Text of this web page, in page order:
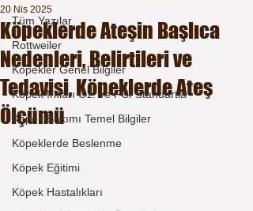
Tüm Yazılar
Rottweiler
Köpekler Genel Bilgiler
Köpek Irkları Öz. ve FCI Standartla
Köpek Bakımı Temel Bilgiler
Köpeklerde Beslenme
Köpek Eğitimi
Köpek Hastalıkları
Köpeklerde Ateşin Başlıca
Nedenleri, Belirtileri ve
Tedavisi, Köpeklerde Ateş
Ölçümü
20 Nis 2025